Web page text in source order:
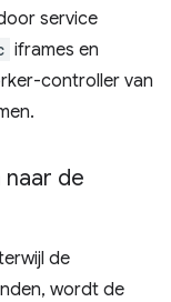
service
iframes en
controller van
de
de
wordt de